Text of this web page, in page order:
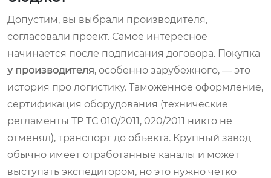
Допустим, вы выбрали производителя,
согласовали проект. Самое интересное
начинается после подписания договора. Покупка
у производителя, особенно зарубежного, — это
история про логистику. Таможенное оформление,
сертификация оборудования (технические
регламенты ТР ТС 010/2011, 020/2011 никто не
отменял), транспорт до объекта. Крупный завод
обычно имеет отработанные каналы и может
выступать экспедитором, но это нужно четко